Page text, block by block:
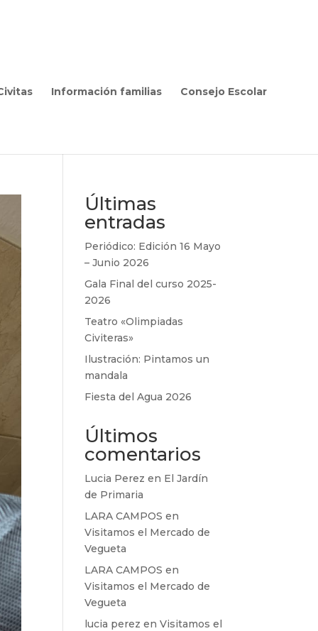
Información familias Consejo Escolar
Últimas
entradas
Periódico: Edición 16 Mayo
– Junio 2026
Gala Final del curso 2025-
2026
Teatro «Olimpiadas
Civiteras»
Ilustración: Pintamos un
mandala
Fiesta del Agua 2026
Últimos
comentarios
Lucia Perez en El Jardín
de Primaria
LARA CAMPOS en
Visitamos el Mercado de
Vegueta
LARA CAMPOS en
Visitamos el Mercado de
Vegueta
lucia perez enVisitamos el